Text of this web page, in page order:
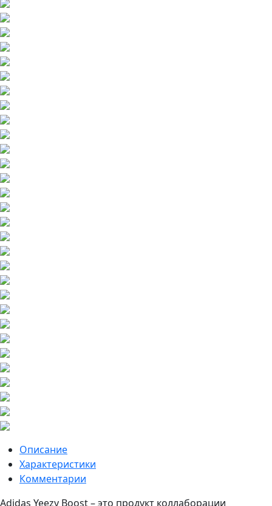
Описание
Характеристики
Комментарии
Adidas Yeezy Boost – это продукт коллаборации